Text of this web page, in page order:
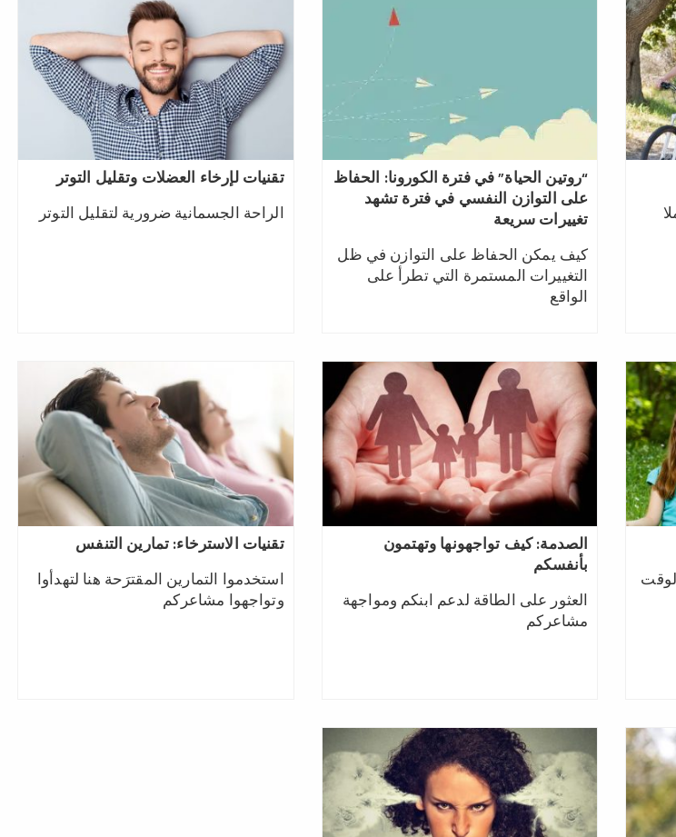
“روتين الحياة” في فترة الكورونا: الحفاظ
على التوازن النفسي في فترة تشهد
تغييرات سريعة
كيف يمكن الحفاظ على التوازن في ظل
التغييرات المستمرة التي تطرأ على
الواقع
تقنيات لإرخاء العضلات وتقليل التوتر
الراحة الجسمانية ضرورية لتقليل التوتر
الصدمة: كيف تواجهونها وتهتمون
بأنفسكم
العثور على الطاقة لدعم ابنكم ومواجهة
مشاعركم
تقنيات الاسترخاء: تمارين التنفس
استخدموا التمارين المقترَحة هنا لتهدأوا
وتواجهوا مشاعركم